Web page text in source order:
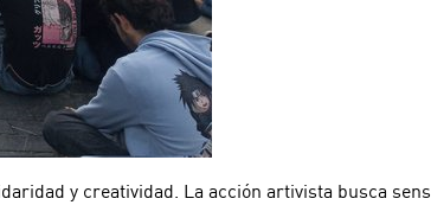
y creatividad. La acción artivista busca